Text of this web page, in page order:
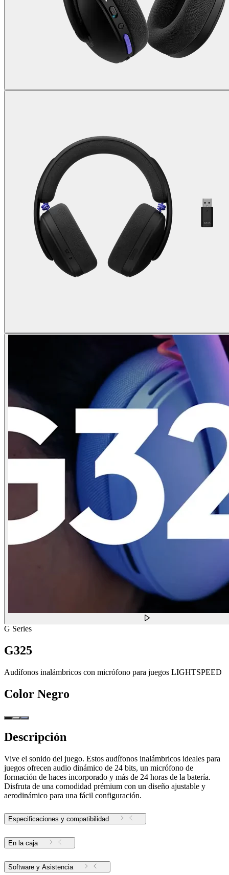
G Series
G325
Audífonos inalámbricos con micrófono para juegos LIGHTSPEED
Color Negro
Descripción
Vive el sonido del juego. Estos audífonos inalámbricos ideales para
juegos ofrecen audio dinámico de 24 bits, un micrófono de
formación de haces incorporado y más de 24 horas de la batería.
Disfruta de una comodidad prémium con un diseño ajustable y
aerodinámico para una fácil configuración.
Especificaciones y compatibilidad
En la caja
Software y Asistencia